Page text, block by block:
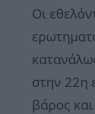
Οι
στην 22η
βάρος